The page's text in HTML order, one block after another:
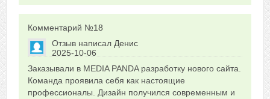
Комментарий №18
Отзыв написал Денис
2025-10-06
0
Сказать друзьям об отзыве
Заказывали в MEDIA PANDA разработку нового сайта.
Команда проявила себя как настоящие
профессионалы. Дизайн получился современным и